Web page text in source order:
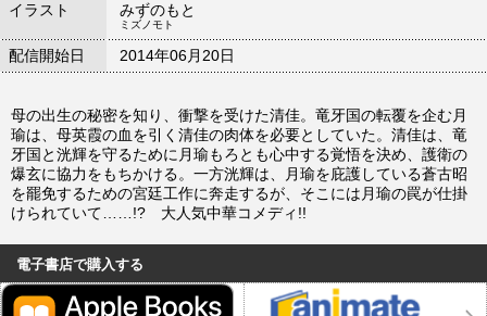
イラスト みずのもと
ミズノモト
配信開始日 2014年06月20日
母の出生の秘密を知り、衝撃を受けた清佳。竜牙国の転覆を企む月
瑜は、母英霞の血を引く清佳の肉体を必要としていた。清佳は、竜
牙国と洸輝を守るために月瑜もろとも心中する覚悟を決め、護衛の
爆玄に協力をもちかける。一方洸輝は、月瑜を庇護している蒼古昭
を罷免するための宮廷工作に奔走するが、そこには月瑜の罠が仕掛
けられていて……!? 大人気中華コメディ!!
電子書店で購入する